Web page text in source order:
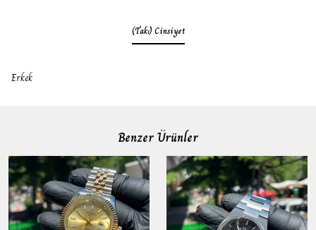
(Takı) Cinsiyet
Erkek
Benzer Ürünler